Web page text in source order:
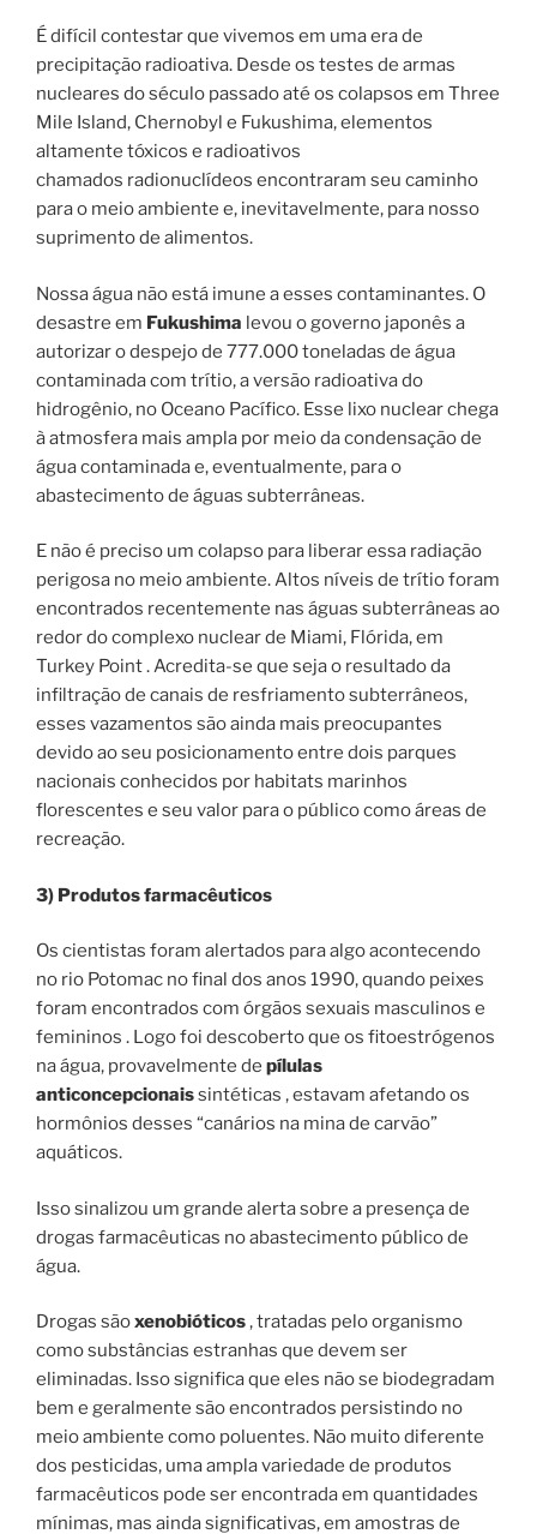
É difícil contestar que vivemos em uma era de
precipitação radioativa. Desde os testes de armas
nucleares do século passado até os colapsos em Three
Mile Island, Chernobyl e Fukushima, elementos
altamente tóxicos e radioativos
chamados radionuclídeos encontraram seu caminho
para o meio ambiente e, inevitavelmente, para nosso
suprimento de alimentos.
Nossa água não está imune a esses contaminantes. O
desastre em Fukushima levou o governo japonês a
autorizar o despejo de 777.000 toneladas de água
contaminada com trítio, a versão radioativa do
hidrogênio, no Oceano Pacífico. Esse lixo nuclear chega
à atmosfera mais ampla por meio da condensação de
água contaminada e, eventualmente, para o
abastecimento de águas subterrâneas.
E não é preciso um colapso para liberar essa radiação
perigosa no meio ambiente. Altos níveis de trítio foram
encontrados recentemente nas águas subterrâneas ao
redor do complexo nuclear de Miami, Flórida, em
Turkey Point . Acredita-se que seja o resultado da
infiltração de canais de resfriamento subterrâneos,
esses vazamentos são ainda mais preocupantes
devido ao seu posicionamento entre dois parques
nacionais conhecidos por habitats marinhos
florescentes e seu valor para o público como áreas de
recreação.
3) Produtos farmacêuticos
Os cientistas foram alertados para algo acontecendo
no rio Potomac no final dos anos 1990, quando peixes
foram encontrados com órgãos sexuais masculinos e
femininos . Logo foi descoberto que os fitoestrógenos
na água, provavelmente de pílulas
anticoncepcionaissintéticas , estavam afetando os
hormônios desses “canários na mina de carvão”
aquáticos.
Isso sinalizou um grande alerta sobre a presença de
drogas farmacêuticas no abastecimento público de
água.
Drogas sãoxenobióticos, tratadas pelo organismo
como substâncias estranhas que devem ser
eliminadas. Isso significa que eles não se biodegradam
bem e geralmente são encontrados persistindo no
meio ambiente como poluentes. Não muito diferente
dos pesticidas, uma ampla variedade de produtos
farmacêuticos pode ser encontrada em quantidades
mínimas, mas ainda significativas, em amostras de